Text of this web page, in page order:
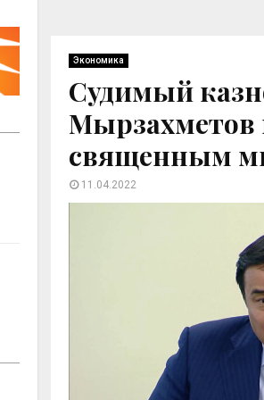
Экономика
Судимый
Мырзахметов
священным
11.04.2022